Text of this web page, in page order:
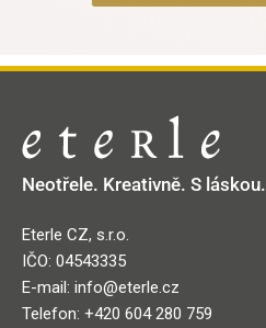
Neotřele. Kreativně. S láskou.
Eterle CZ, s.r.o.
IČO: 04543335
E-mail: info@eterle.cz
Telefon: +420 604 280 759